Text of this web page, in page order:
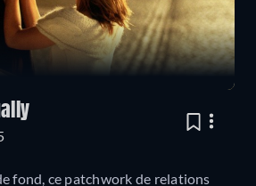
fond, ce patchwork de relations